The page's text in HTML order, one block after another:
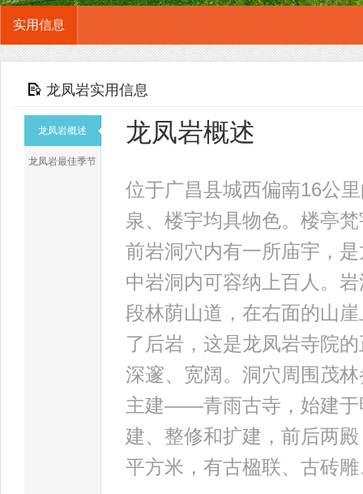
实用信息
龙凤岩实用信息
龙凤岩概述
龙凤岩最佳季节
龙凤岩概述
位于广昌县城西偏南16公
泉、楼宇均具物色。楼亭
前岩洞穴内有一所庙宇，
中岩洞内可容纳上百人。
段林荫山道，在右面的山
了后岩，这是龙凤岩寺院
深邃、宽阔。洞穴周围茂
主建——青雨古寺，始建于
建、整修和扩建，前后两
平方米，有古楹联、古砖